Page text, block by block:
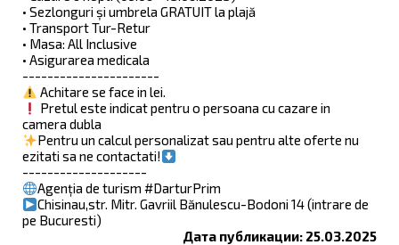
• Sezlonguri și umbrela GRATUIT la plajă
• Transport Tur-Retur
• Masa: All Inclusive
• Asigurarea medicala
----------------------
Achitare se face in lei.
Pretul este indicat pentru o persoana cu cazare in
camera dubla
Pentru un calcul personalizat sau pentru alte oferte nu
ezitati sa ne contactati!
--------------------
Agenția de turism #DarturPrim
Chisinau,str. Mitr. Gavriil Bănulescu-Bodoni 14 (intrare de
pe Bucuresti)
Дата публикации: 25.03.2025